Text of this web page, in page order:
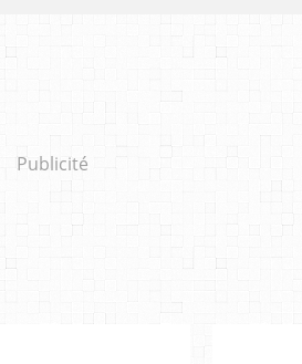
Publicité